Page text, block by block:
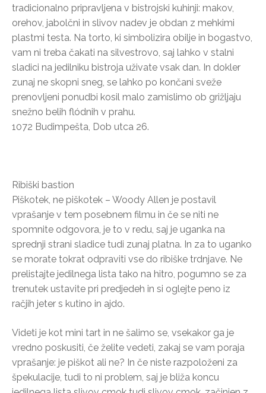
tradicionalno pripravljena v bistrojski kuhinji: makov,
orehov, jabolčni in slivov nadev je obdan z mehkimi
plastmi testa. Na torto, ki simbolizira obilje in bogastvo,
vam ni treba čakati na silvestrovo, saj lahko v stalni
sladici na jedilniku bistroja uživate vsak dan. In dokler
zunaj ne skopni sneg, se lahko po končani sveže
prenovljeni ponudbi kosil malo zamislimo ob grižljaju
snežno belih flódnih v prahu.
1072 Budimpešta, Dob utca 26.
Ribiški bastion
Piškotek, ne piškotek – Woody Allen je postavil
vprašanje v tem posebnem filmu in če se niti ne
spomnite odgovora, je to v redu, saj je uganka na
sprednji strani sladice tudi zunaj platna. In za to uganko
se morate tokrat odpraviti vse do ribiške trdnjave. Ne
prelistajte jedilnega lista tako na hitro, pogumno se za
trenutek ustavite pri predjedeh in si oglejte peno iz
račjih jeter s kutino in ajdo.
Videti je kot mini tart in ne šalimo se, vsekakor ga je
vredno poskusiti, če želite vedeti, zakaj se vam poraja
vprašanje: je piškot ali ne? In če niste razpoloženi za
špekulacije, tudi to ni problem, saj je bliža koncu